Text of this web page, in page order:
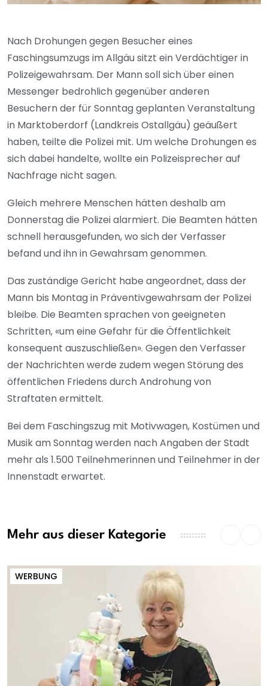
Nach Drohungen gegen Besucher eines
Faschingsumzugs im Allgäu sitzt ein Verdächtiger in
Polizeigewahrsam. Der Mann soll sich über einen
Messenger bedrohlich gegenüber anderen
Besuchern der für Sonntag geplanten Veranstaltung
in Marktoberdorf (Landkreis Ostallgäu) geäußert
haben, teilte die Polizei mit. Um welche Drohungen es
sich dabei handelte, wollte ein Polizeisprecher auf
Nachfrage nicht sagen.
Gleich mehrere Menschen hätten deshalb am
Donnerstag die Polizei alarmiert. Die Beamten hätten
schnell herausgefunden, wo sich der Verfasser
befand und ihn in Gewahrsam genommen.
Das zuständige Gericht habe angeordnet, dass der
Mann bis Montag in Präventivgewahrsam der Polizei
bleibe. Die Beamten sprachen von geeigneten
Schritten, «um eine Gefahr für die Öffentlichkeit
konsequent auszuschließen». Gegen den Verfasser
der Nachrichten werde zudem wegen Störung des
öffentlichen Friedens durch Androhung von
Straftaten ermittelt.
Bei dem Faschingszug mit Motivwagen, Kostümen und
Musik am Sonntag werden nach Angaben der Stadt
mehr als 1.500 Teilnehmerinnen und Teilnehmer in der
Innenstadt erwartet.
Mehr aus dieser Kategorie
WERBUNG